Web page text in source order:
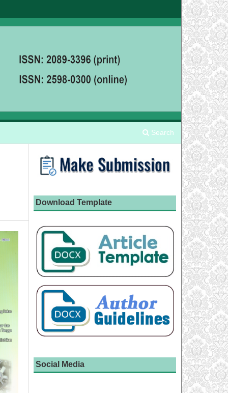
Search
Download Template
Social Media